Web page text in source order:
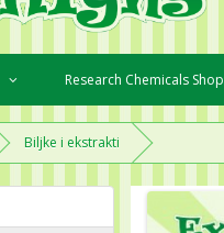
Research Chemicals Shop
Biljke i ekstrakti